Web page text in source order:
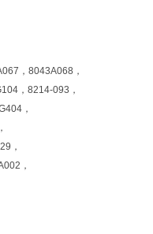
，8043A068，
，8214-093，
，
，
，